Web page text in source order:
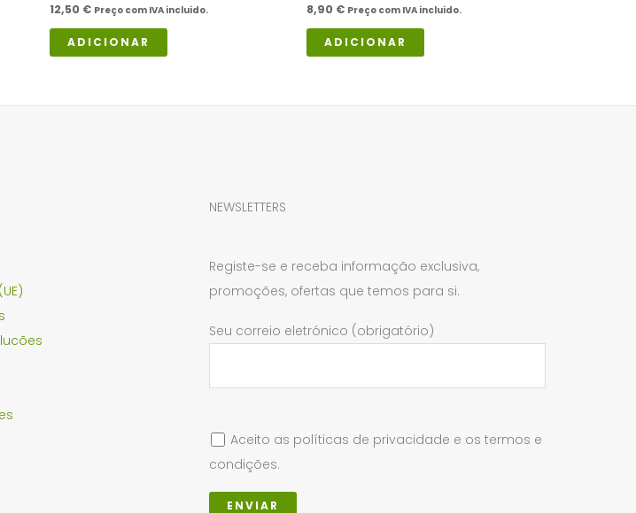
12,50 € Preço com IVA incluido.
ADICIONAR
8,90 € Preço com IVA incluido.
ADICIONAR
NEWSLETTERS
Registe-se e receba informação exclusiva,
promoções, ofertas que temos para si.
Seu correio eletrónico (obrigatório)
Aceito as políticas de privacidade e os termos e
condições.